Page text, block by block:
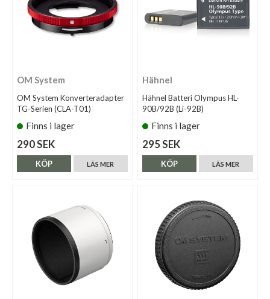
OM System
OM System Konverteradapter
TG-Serien (CLA-T01)
Finns i lager
290 SEK
LÄS MER
KÖP
Hähnel
Hähnel Batteri Olympus HL-
90B/92B (Li-92B)
Finns i lager
295 SEK
LÄS MER
KÖP